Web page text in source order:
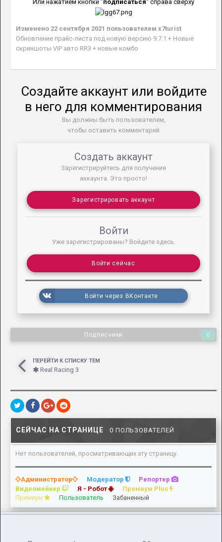
Или нажатием кнопки "подписаться" справа сверху
Изменено 22 сентября 2021 пользователем x7turist
Обновление прайс-листа под новую версию 9.7.1 + Новые
скриншоты ViP авто RR3 + новые комбо
Создайте аккаунт или войдите
в него для комментирования
Вы должны быть пользователем,
чтобы оставить комментарий
Создать аккаунт
Зарегистрируйтесь для получения
аккаунта. Это просто!
Зарегистрировать аккаунт
Войти
Уже зарегистрированы? Войдите здесь.
Войти сейчас
Войти через ВКонтакте
Подписчики 0
ПЕРЕЙТИ К СПИСКУ ТЕМ
Real Racing 3
СЕЙЧАС НА СТРАНИЦЕ 0 ПОЛЬЗОВАТЕЛЕЙ
Нет пользователей, просматривающих эту страницу.
Администратор Модератор
Репортер
Видеомейкер
Я - Робот
Премиум Plus
Премиум
Пользователь Забаненный